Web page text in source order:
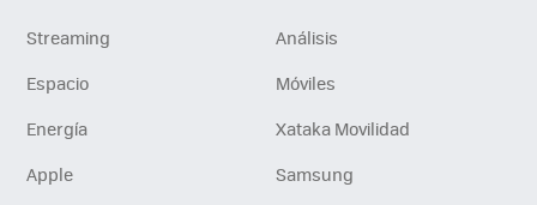
Streaming
Análisis
Espacio
Móviles
Energía
Xataka Movilidad
Apple
Samsung